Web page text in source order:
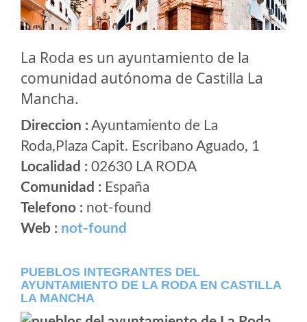
La Roda es un ayuntamiento de la
comunidad autónoma de Castilla La
Mancha.
Direccion :Ayuntamiento de La
Roda,Plaza Capit. Escribano Aguado, 1
Localidad : 02630 LA RODA
Comunidad : España
Telefono : not-found
Web : not-found
PUEBLOS INTEGRANTES DEL
AYUNTAMIENTO DE LA RODA EN CASTILLA
LA MANCHA